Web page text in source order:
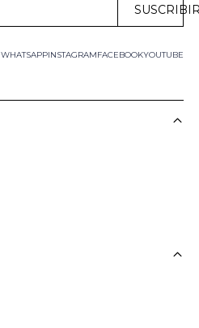
WHATSAPP FACEBOOKYOUTUBE
INSTAGRAM